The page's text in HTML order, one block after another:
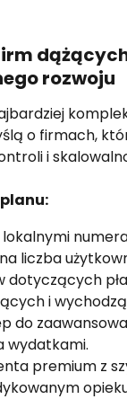
rozwoju
o firmach,
i
liczba
dotyczących
i
do
wydatkami.
premium z